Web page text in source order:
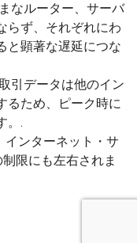
なルーター、サーバ
らず、それぞれにわ
と顕著な遅延につな
引データは他のイン
るため、ピーク時に
。.
インターネット・サ
限にも左右されま